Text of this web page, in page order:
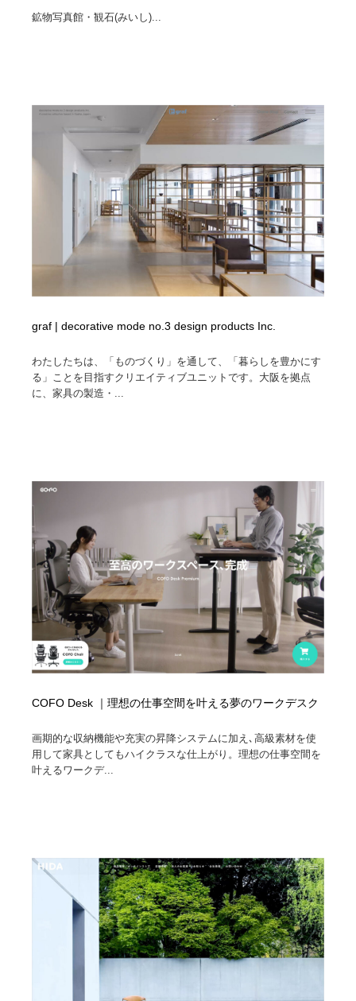
鉱物写真館・観石(みいし)...
graf | decorative mode no.3 design products Inc.
わたしたちは、「ものづくり」を通して、「暮らしを豊かにす
る」ことを目指すクリエイティブユニットです。大阪を拠点
に、家具の製造・...
COFO Desk ｜理想の仕事空間を叶える夢のワークデスク
画期的な収納機能や充実の昇降システムに加え､高級素材を使
用して家具としてもハイクラスな仕上がり。理想の仕事空間を
叶えるワークデ...